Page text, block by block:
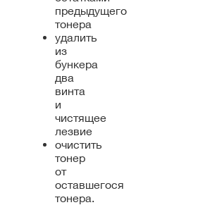
предыдущего
тонера
удалить
из
бункера
два
винта
и
чистящее
лезвие
очистить
тонер
от
оставшегося
тонера.